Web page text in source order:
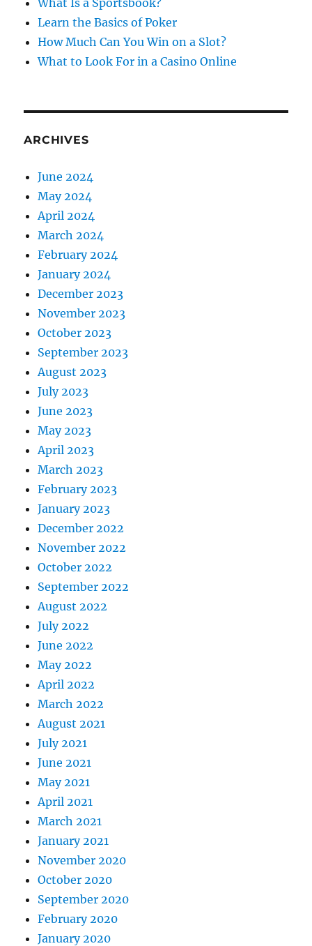
What Is a Sportsbook?
Learn the Basics of Poker
How Much Can You Win on a Slot?
What to Look For in a Casino Online
ARCHIVES
June 2024
May 2024
April 2024
March 2024
February 2024
January 2024
December 2023
November 2023
October 2023
September 2023
August 2023
July 2023
June 2023
May 2023
April 2023
March 2023
February 2023
January 2023
December 2022
November 2022
October 2022
September 2022
August 2022
July 2022
June 2022
May 2022
April 2022
March 2022
August 2021
July 2021
June 2021
May 2021
April 2021
March 2021
January 2021
November 2020
October 2020
September 2020
February 2020
January 2020